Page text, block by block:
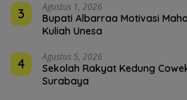
3 Agustus 1, 2026
Bupati Albarraa Motivasi
Kuliah Unesa
4 Agustus 5, 2026
Sekolah Rakyat Kedung
Surabaya